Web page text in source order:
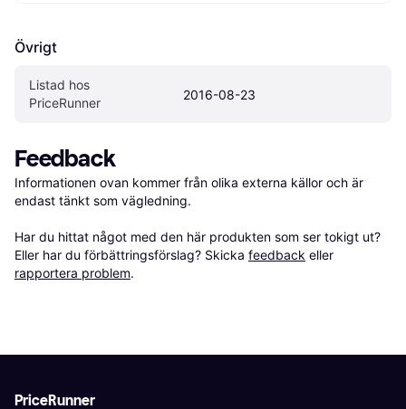
Övrigt
Listad hos
PriceRunner
2016-08-23
Feedback
Informationen ovan kommer från olika externa källor och är
endast tänkt som vägledning.
Har du hittat något med den här produkten som ser tokigt ut?
Eller har du förbättringsförslag? Skicka feedback eller
rapportera problem.
PriceRunner